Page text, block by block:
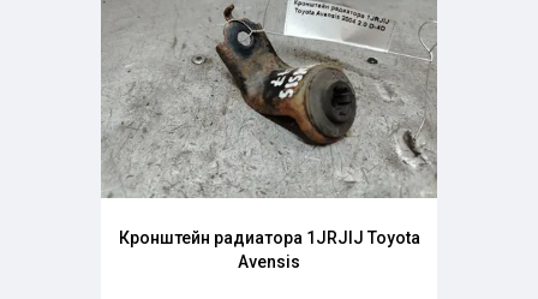
Кронштейн радиатора 1JRJIJ Toyota
Avensis